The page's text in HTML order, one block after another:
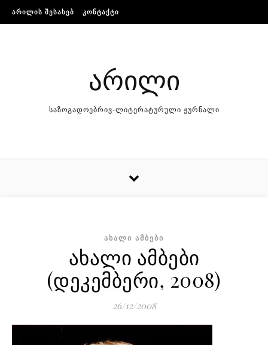
Skip to content
ᲐᲠᲘᲚᲘᲡ ᲨᲔᲡᲐᲮᲔᲑ ᲙᲝᲜᲢᲐᲥᲢᲘ
არილი
საზოგადოებრივ-ლიტერატურული ჟურნალი
ᲐᲮᲐᲚᲘ ᲐᲛᲑᲔᲑᲘ
ახალი ამბები
(დეკემბერი, 2008)
26/12/2008